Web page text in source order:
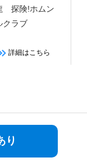
探険!ホムン
ラブ
詳細はこちら
り